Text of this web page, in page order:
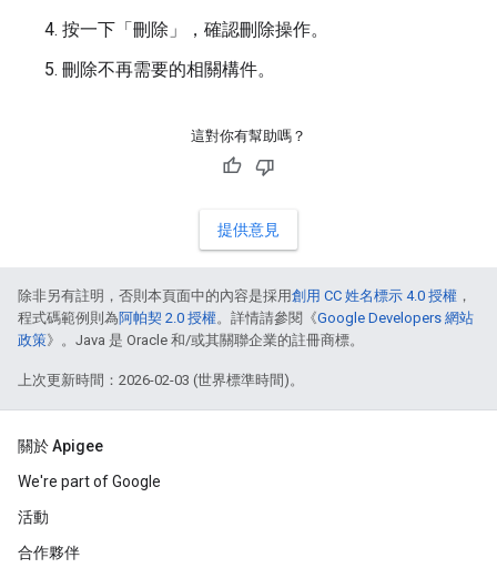
按一下「刪除」
，確認刪除操作。
刪除不再需要的相關構件。
這對你有幫助嗎？
提供意見
除非另有註明，否則本頁面中的內容是採用創用 CC 姓名標示 4.0 授權 ，
程式碼範例則為阿帕契 2.0 授權。詳情請參閱《Google Developers 網站
政策》。Java 是 Oracle 和/或其關聯企業的註冊商標。
上次更新時間：2026-02-03 (世界標準時間)。
關於 Apigee
We're part of Google
活動
合作夥伴